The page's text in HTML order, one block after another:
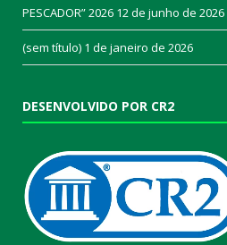
PESCADOR” 2026 12 de junho de 2026
(sem título) 1 de janeiro de 2026
DESENVOLVIDO POR CR2